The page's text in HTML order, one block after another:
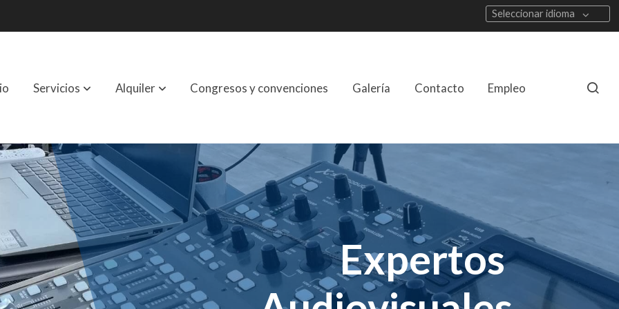
Seleccionar idioma
Servicios Alquiler Congresos y convenciones Galería Contacto Empleo
Expertos